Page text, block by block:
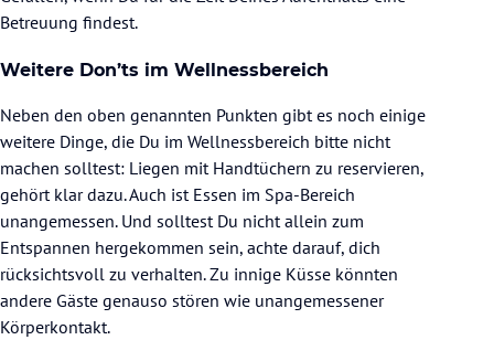
Betreuung findest.
Weitere Don’ts im Wellnessbereich
Neben den oben genannten Punkten gibt es noch einige
weitere Dinge, die Du im Wellnessbereich bitte nicht
machen solltest: Liegen mit Handtüchern zu reservieren,
gehört klar dazu. Auch ist Essen im Spa-Bereich
unangemessen. Und solltest Du nicht allein zum
Entspannen hergekommen sein, achte darauf, dich
rücksichtsvoll zu verhalten. Zu innige Küsse könnten
andere Gäste genauso stören wie unangemessener
Körperkontakt.